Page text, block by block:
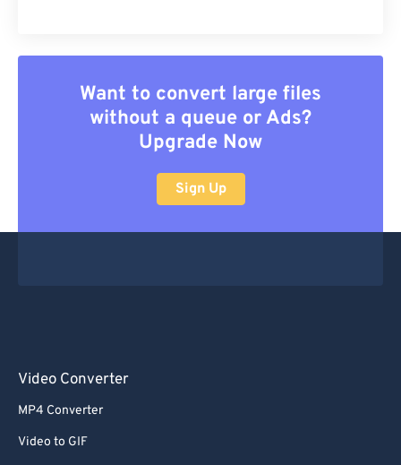
Want to convert large files
without a queue or Ads?
Upgrade Now
Sign Up
Video Converter
MP4 Converter
Video to GIF